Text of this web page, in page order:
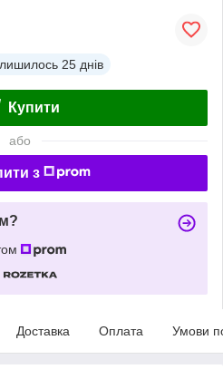
25 днів
Купити
або
з
Доставка Оплата Умови